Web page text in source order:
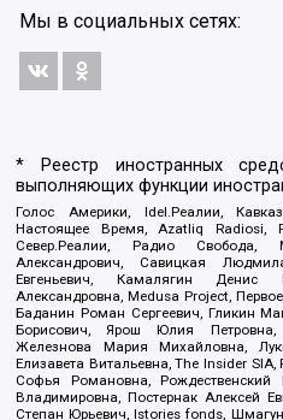
Мы в социальных сетях:
* Реестр иностранных
выполняющих функции
Голос Америки, Idel.Реалии,
Настоящее Время, Azatliq Radiosi,
Север.Реалии, Радио Свобода,
Александрович, Савицкая
Евгеньевич, Камалягин Денис
Александровна, Medusa Project,
Баданин Роман Сергеевич, Гликин
Борисович, Ярош Юлия Петровна,
Железнова Мария Михайловна,
Елизавета Витальевна, The Insider
Софья Романовна,
Владимировна, Постернак Алексей
Степан Юрьевич, Istories fonds,